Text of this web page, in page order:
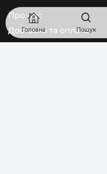
Головна Пошук
Про нас
Доставка та оплата
Угода користувача